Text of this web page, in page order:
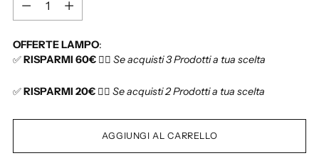
o
n
t
à
OFFERTE LAMPO:
✅RISPARMI 60€ 👉🏻 Se acquisti 3 Prodotti a tua scelta
✅RISPARMI 20€ 👉🏻 Se acquisti 2 Prodotti a tua scelta
AGGIUNGI AL CARRELLO